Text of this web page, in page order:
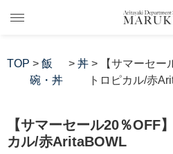
TOP > 飯
碗・丼
> 丼> 【サマーセー
トロピカル/赤
【サマーセール20％
カル/赤AritaBOWL